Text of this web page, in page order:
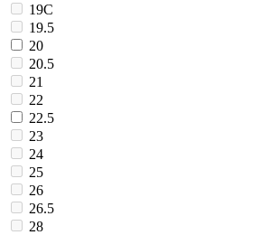
19C
19.5
20
20.5
21
22
22.5
23
24
25
26
26.5
28